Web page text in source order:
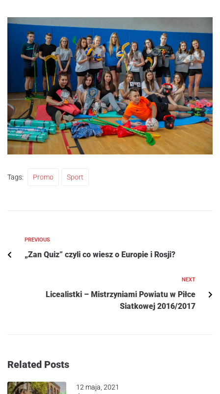
Tags: Promo Sport
PREVIOUS
„Zan Quiz” czyli co wiesz o Europie i Rosji?
NEXT
Licealistki – Mistrzyniami Powiatu w Piłce
Siatkowej 2016/2017
Related Posts
12 maja, 2021